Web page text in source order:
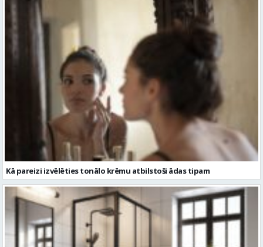
Kā pareizi izvēlēties tonālo krēmu atbilstoši ādas tipam